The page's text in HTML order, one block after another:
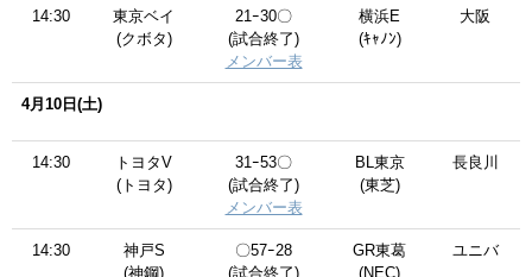
14:30
東京ベイ
(クボタ)
21ｰ30〇
(試合終了)
メンバー表
横浜E
(ｷｬﾉﾝ)
大阪
4月10日(土)
14:30
トヨタV
(トヨタ)
31ｰ53〇
(試合終了)
メンバー表
BL東京
(東芝)
長良川
14:30
神戸S
(神鋼)
〇57ｰ28
(試合終了)
GR東葛
(NEC)
ユニバ